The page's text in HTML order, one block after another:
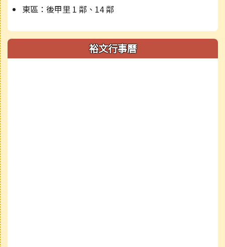
東區：後甲里 1 鄰、14 鄰
裕文行事曆